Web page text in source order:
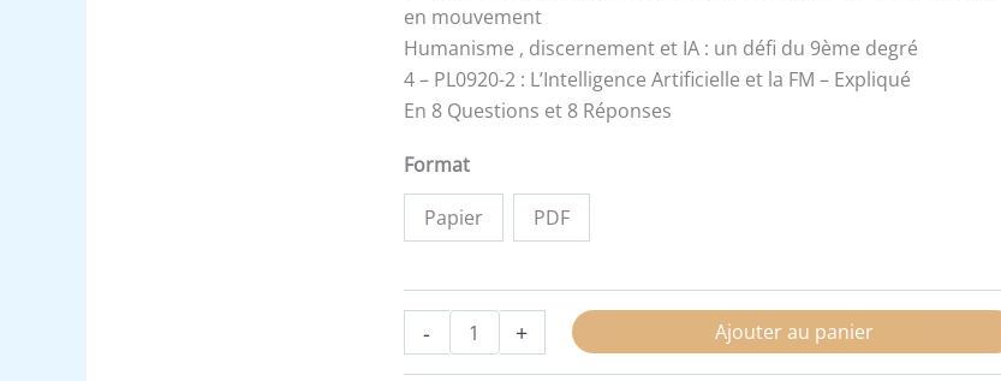
en mouvement
Humanisme , discernement et IA : un défi du 9ème degré
4 – PL0920-2 : L’Intelligence Artificielle et la FM – Expliqué
En 8 Questions et 8 Réponses
Format
Papier PDF
- + Ajouter au panier